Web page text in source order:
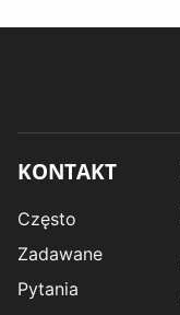
KONTAKT
Często
Zadawane
Pytania